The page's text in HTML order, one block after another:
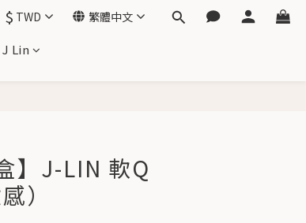
$ TWD 繁體中文
Lin
】J-LIN 軟Q
）